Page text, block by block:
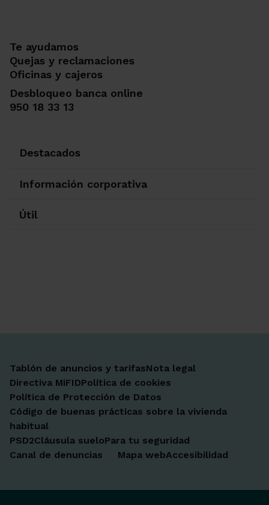
Te ayudamos
Quejas y reclamaciones
Oficinas y cajeros
Desbloqueo banca online
950 18 33 13
Destacados
Información corporativa
Útil
Tablón de anuncios y tarifasNota legal
Directiva MiFIDPolítica de cookies
Política de Protección de Datos
Código de buenas prácticas sobre la vivienda
habitual
PSD2Cláusula sueloPara tu seguridad
Canal de denuncias
Mapa webAccesibilidad